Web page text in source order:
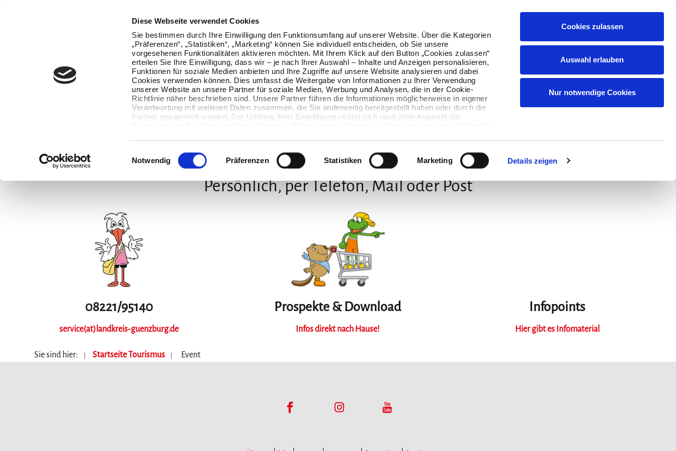
Diese Webseite verwendet Cookies
Sie bestimmen durch Ihre Einwilligung den Funktionsumfang auf unserer Website. Über die Kategorien
„Präferenzen“, „Statistiken“, „Marketing“ können Sie individuell entscheiden, ob Sie unsere
vorgesehenen Funktionalitäten aktivieren möchten. Mit Ihrem Klick auf den Button „Cookies zulassen“
erteilen Sie Ihre Einwilligung, dass wir – je nach Ihrer Auswahl – Inhalte und Anzeigen personalisieren,
Funktionen für soziale Medien anbieten und Ihre Zugriffe auf unsere Website analysieren und dabei
Cookies verwenden können. Dies umfasst die Weitergabe von Informationen zu Ihrer Verwendung
unserer Website an unsere Partner für soziale Medien, Werbung und Analysen, die in der Cookie-
Richtlinie näher beschrieben sind. Unsere Partner führen die Informationen möglicherweise in eigener
Verantwortung mit weiteren Daten zusammen, die Sie anderweitig bereitgestellt haben oder durch die
Partner gesammelt werden. Der Umfang Ihrer Einwilligung richtet sich nach Ihrer Auswahl der
Ihre Einwilligung jederzeit widerrufen, ohne dass hiervon die Zulässigkeit der vorherigen
Datenverarbeitung berührt wird.
Einwilligungsauswahl
Notwendig Präferenzen Statistiken Marketing Details zeigen
Cookies zulassen
Auswahl erlauben
Nur notwendige Cookies
Suchen Buchen
Wir freuen uns auf Dich
Persönlich, per Telefon, Mail oder Post
08221/95140
service(at)landkreis-guenzburg.de
Prospekte & Download
Infos direkt nach Hause!
Infopoints
Hier gibt es Infomaterial
Sie sind hier: Startseite Tourismus Event